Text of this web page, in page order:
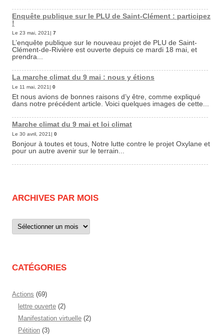
Enquête publique sur le PLU de Saint-Clément : participez
!
Le 23 mai, 2021| 7
L’enquête publique sur le nouveau projet de PLU de Saint-
Clément-de-Rivière est ouverte depuis ce mardi 18 mai, et
prendra...
La marche climat du 9 mai : nous y étions
Le 11 mai, 2021| 0
Et nous avions de bonnes raisons d’y être, comme expliqué
dans notre précédent article. Voici quelques images de cette...
Marche climat du 9 mai et loi climat
Le 30 avril, 2021| 0
Bonjour à toutes et tous, Notre lutte contre le projet Oxylane et
pour un autre avenir sur le terrain...
ARCHIVES PAR MOIS
Archives
par
CATÉGORIES
Actions (69)
lettre ouverte (2)
Manifestation virtuelle (2)
Pétition (3)